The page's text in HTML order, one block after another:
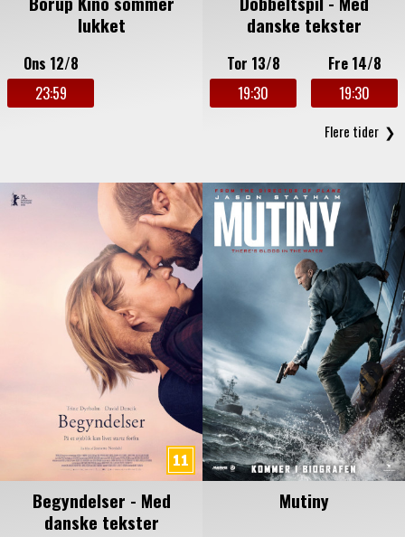
lukket
Ons 12/8
23:59
danske tekster
Tor 13/8
19:30
Fre 14/8
19:30
Begyndelser - Med
danske tekster
Mutiny